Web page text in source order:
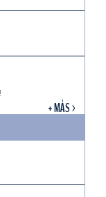
+ MÁS >